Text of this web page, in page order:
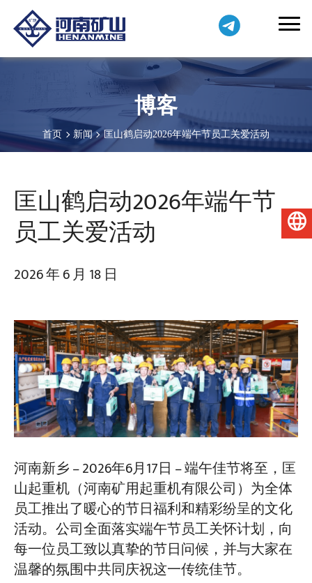
博客
首页 新闻 匡山鹤启动2026年端午节员工关爱活动
匡山鹤启动2026年端午节
员工关爱活动
2026 年 6 月 18 日
河南新乡 – 2026年6月17日 – 端午佳节将至，匡
山起重机（河南矿用起重机有限公司）为全体
员工推出了暖心的节日福利和精彩纷呈的文化
活动。公司全面落实端午节员工关怀计划，向
每一位员工致以真挚的节日问候，并与大家在
温馨的氛围中共同庆祝这一传统佳节。
简体中文